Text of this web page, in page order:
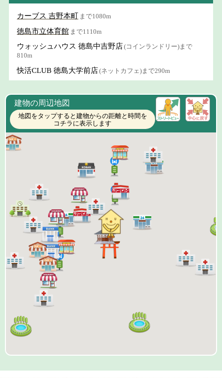
カーブス 吉野本町 まで1080m
徳島市立体育館 まで1110m
ウォッシュハウス 徳島中吉野店(コインランドリー)まで
810m
快活CLUB 徳島大学前店(ネットカフェ)まで290m
建物の周辺地図
地図をタップすると建物からの距離と時間を
コチラに表示します